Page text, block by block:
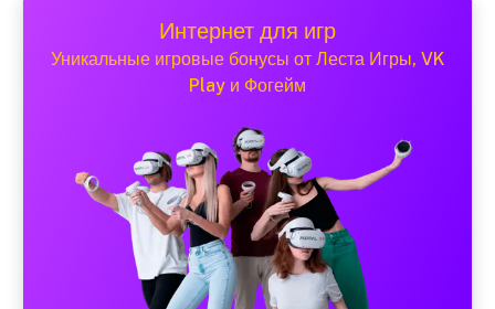
Интернет для игр
Уникальные игровые бонусы от Леста Игры, VK
Play и Фогейм